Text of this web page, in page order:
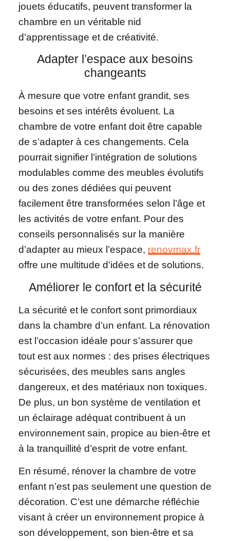
jouets éducatifs, peuvent transformer la
chambre en un véritable nid
d’apprentissage et de créativité.
Adapter l’espace aux besoins
changeants
À mesure que votre enfant grandit, ses
besoins et ses intérêts évoluent. La
chambre de votre enfant doit être capable
de s’adapter à ces changements. Cela
pourrait signifier l’intégration de solutions
modulables comme des meubles évolutifs
ou des zones dédiées qui peuvent
facilement être transformées selon l’âge et
les activités de votre enfant. Pour des
conseils personnalisés sur la manière
d’adapter au mieux l’espace, renovmax.fr
offre une multitude d’idées et de solutions.
Améliorer le confort et la sécurité
La sécurité et le confort sont primordiaux
dans la chambre d’un enfant. La rénovation
est l’occasion idéale pour s’assurer que
tout est aux normes : des prises électriques
sécurisées, des meubles sans angles
dangereux, et des matériaux non toxiques.
De plus, un bon système de ventilation et
un éclairage adéquat contribuent à un
environnement sain, propice au bien-être et
à la tranquillité d’esprit de votre enfant.
En résumé, rénover la chambre de votre
enfant n’est pas seulement une question de
décoration. C’est une démarche réfléchie
visant à créer un environnement propice à
son développement, son bien-être et sa